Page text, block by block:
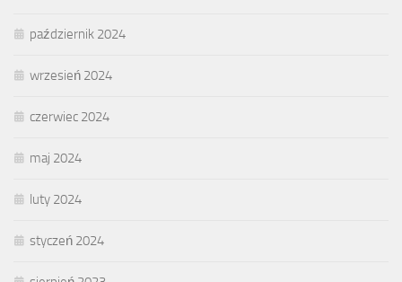
październik 2024
wrzesień 2024
czerwiec 2024
maj 2024
luty 2024
styczeń 2024